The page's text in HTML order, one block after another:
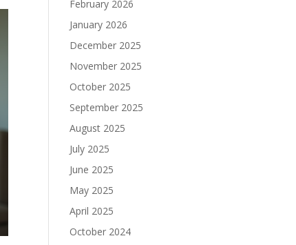
February 2026
January 2026
December 2025
November 2025
October 2025
September 2025
August 2025
July 2025
June 2025
May 2025
April 2025
October 2024